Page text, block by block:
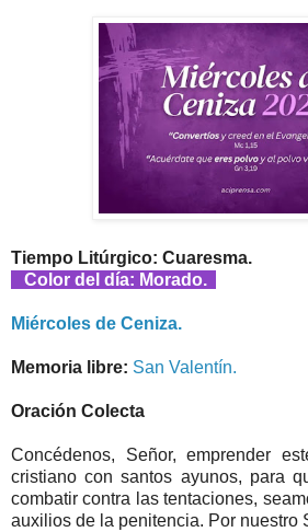
Tiempo Litúrgico: Cuaresma.
Color del día: Morado.
Miércoles de Ceniza.
Memoria libre: San Valentín.
Oración Colecta
Concédenos, Señor, emprender
cristiano con santos ayunos, para
combatir contra las tentaciones,
auxilios de la penitencia. Por nuestro